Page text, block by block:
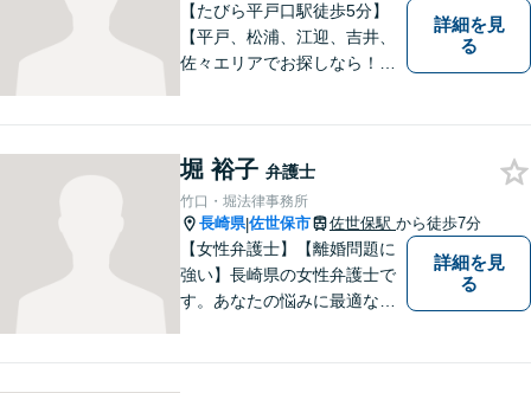
【たびら平戸口駅徒歩5分】
【平戸、松浦、江迎、吉井、
佐々エリアでお探しなら！】
ど、相談しやすい環境完備◎
地域の皆様のために活動する
弁護士。【駐車場あり】
詳細を見
る
堀 裕子 弁護士
竹口・堀法律事務所
長崎県|佐世保市 佐世保駅 から徒歩7分
【女性弁護士】【離婚問題に
強い】長崎県の女性弁護士で
す。あなたの悩みに最適なリ
詳細を見
る